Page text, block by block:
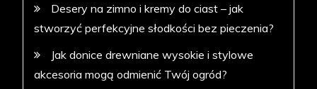
Desery na zimno i kremy do ciast – jak
stworzyć perfekcyjne słodkości bez pieczenia?
Jak donice drewniane wysokie i stylowe
akcesoria mogą odmienić Twój ogród?